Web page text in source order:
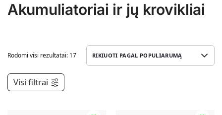
Akumuliatoriai ir jų krovikliai
Rodomi visi rezultatai: 17
Visi filtrai